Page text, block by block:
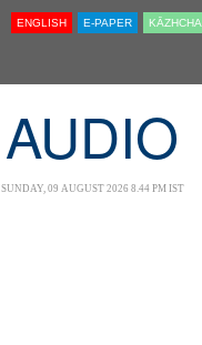
ENGLISH E-PAPER KĀZHCHA
AUDIO
SUNDAY, 09 AUGUST 2026 8.44 PM IST